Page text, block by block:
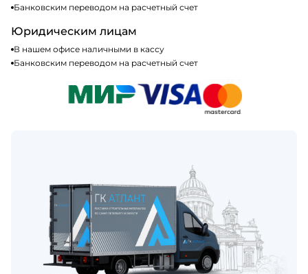
Банковским переводом на расчетный счет
Юридическим лицам
В нашем офисе наличными в кассу
Банковским переводом на расчетный счет